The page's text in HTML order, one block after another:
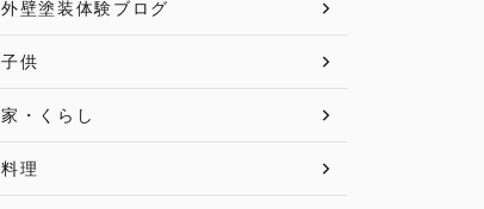
外壁塗装体験ブログ
子供
家・くらし
料理